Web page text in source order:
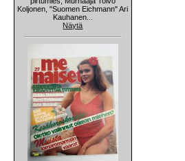
Koljonen, "Suomen Eichmann" Ari
Kauhanen...
Näytä